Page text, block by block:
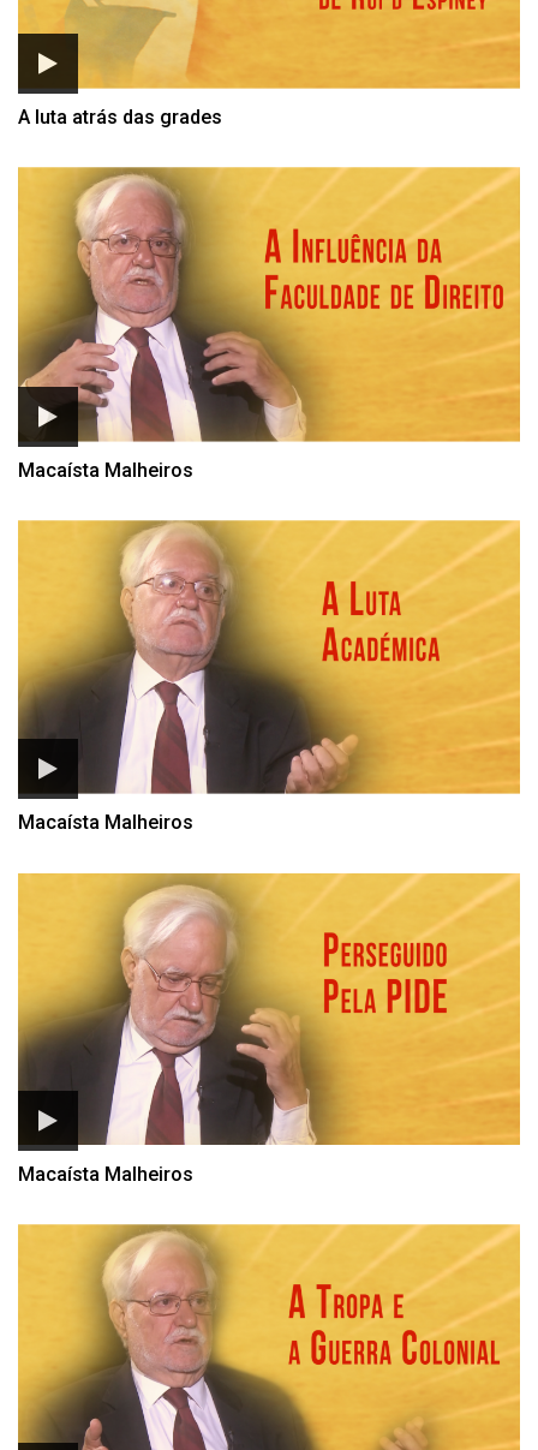
A luta atrás das grades
Macaísta Malheiros
Macaísta Malheiros
Macaísta Malheiros